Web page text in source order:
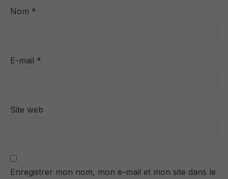
Nom *
E-mail *
Site web
Enregistrer mon nom, mon e-mail et mon site dans le